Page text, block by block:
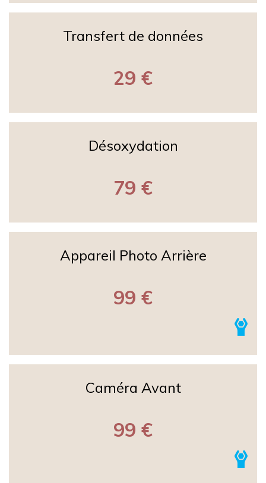
Transfert de données
29 €
Désoxydation
79 €
Appareil Photo Arrière
99 €
Caméra Avant
99 €